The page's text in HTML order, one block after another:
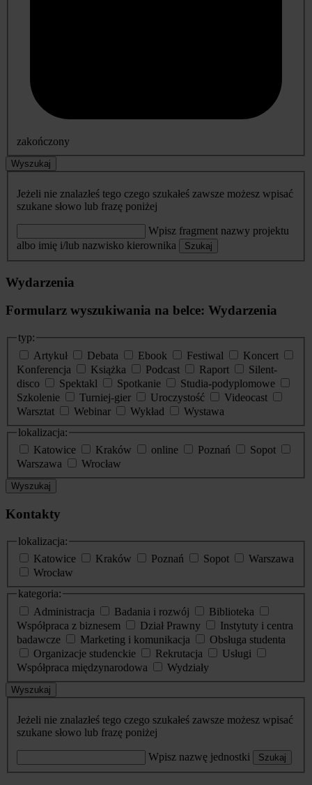
zakończony
Wyszukaj
Jeżeli nie znalazłeś tego czego szukałeś zawsze możesz wpisać
szukane słowo lub frazę poniżej
Wpisz fragment nazwy projektu
albo imię i/lub nazwisko kierownika
Szukaj
Wydarzenia
Formularz wyszukiwania na belce: Wydarzenia
typ:
Artykuł
Debata Ebook Festiwal
Koncert
Konferencja
Książka Podcast Raport
Silent-
disco
Spektakl Spotkanie
Studia-podyplomowe
Szkolenie
Turniej-gier Uroczystość
Videocast
Warsztat
Webinar Wykład
Wystawa
lokalizacja:
Katowice
Kraków online Poznań
Sopot
Warszawa
Wrocław
Wyszukaj
Kontakty
lokalizacja:
Katowice
Kraków Poznań Sopot
Warszawa
Wrocław
kategoria:
Administracja
Badania i rozwój
Biblioteka
Współpraca z biznesem
Dział Prawny
Instytuty i centra
badawcze
Marketing i komunikacja
Obsługa studenta
Organizacje studenckie
Rekrutacja
Usługi
Współpraca międzynarodowa
Wydziały
Wyszukaj
Jeżeli nie znalazłeś tego czego szukałeś zawsze możesz wpisać
szukane słowo lub frazę poniżej
Wpisz nazwę jednostki Szukaj